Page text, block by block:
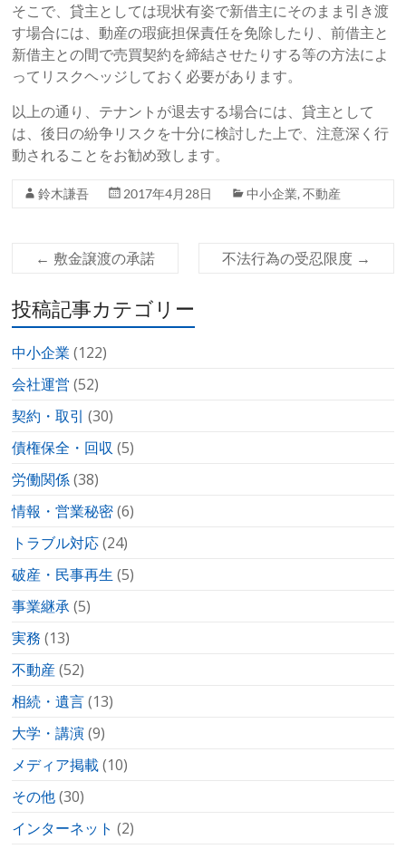
そこで、貸主としては現状有姿で新借主にそのまま引き渡
す場合には、動産の瑕疵担保責任を免除したり、前借主と
新借主との間で売買契約を締結させたりする等の方法によ
ってリスクヘッジしておく必要があります。
以上の通り、テナントが退去する場合には、貸主として
は、後日の紛争リスクを十分に検討した上で、注意深く行
動されることをお勧め致します。
鈴木謙吾 2017年4月28日 中小企業,不動産
← 敷金譲渡の承諾 不法行為の受忍限度 →
投稿記事カテゴリー
中小企業 (122)
会社運営 (52)
契約・取引 (30)
債権保全・回収 (5)
労働関係(38)
情報・営業秘密(6)
トラブル対応(24)
破産・民事再生 (5)
事業継承(5)
実務 (13)
不動産(52)
相続・遺言(13)
大学・講演(9)
メディア掲載(10)
その他(30)
インターネット (2)